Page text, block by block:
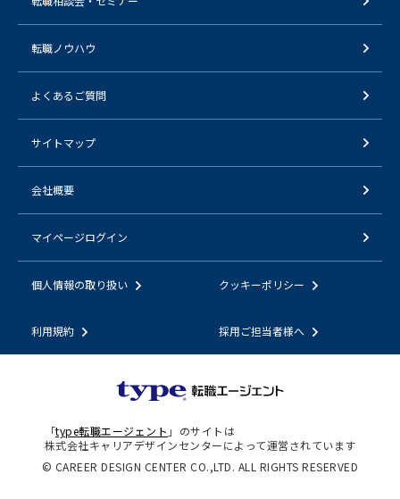
転職ノウハウ
よくあるご質問
サイトマップ
会社概要
マイページログイン
個人情報の取り扱い クッキーポリシー
利用規約 採用ご担当者様へ
「type転職エージェント 」のサイトは
株式会社キャリアデザインセンターによって運営されています
© CAREER DESIGN CENTER CO.,LTD. ALL RIGHTS RESERVED